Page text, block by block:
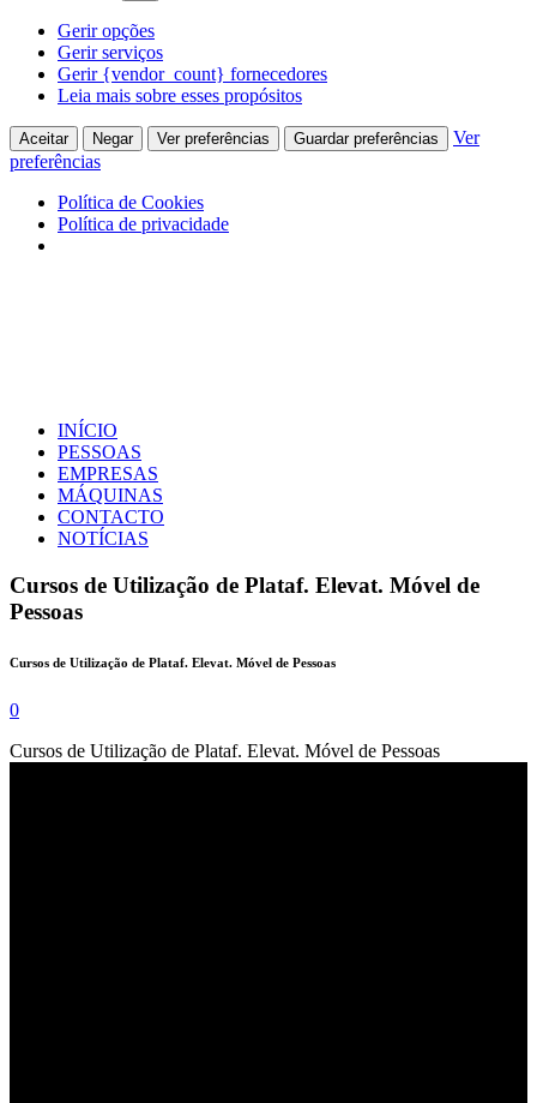
Gerir opções
Gerir serviços
Gerir {vendor_count} fornecedores
Leia mais sobre esses propósitos
Aceitar Negar Ver preferências Guardar preferências
Ver
preferências
Política de Cookies
Política de privacidade
INÍCIO
PESSOAS
EMPRESAS
MÁQUINAS
CONTACTO
NOTÍCIAS
Cursos de Utilização de Plataf. Elevat. Móvel de
Pessoas
Cursos de Utilização de Plataf. Elevat. Móvel de Pessoas
0
Cursos de Utilização de Plataf. Elevat. Móvel de Pessoas